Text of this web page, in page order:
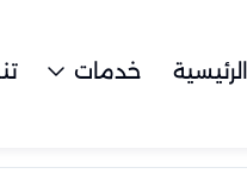
الرئيسية خدمات